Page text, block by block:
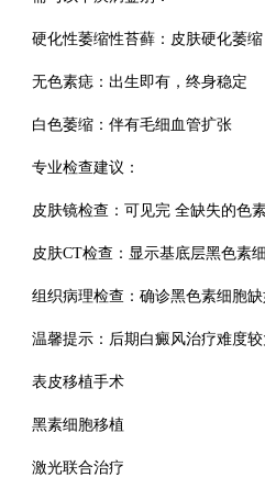
硬化性萎缩性苔藓：皮肤硬化萎缩
无色素痣：出生即有，终身稳定
白色萎缩：伴有毛细血管扩张
专业检查建议：
皮肤镜检查：可见完 全缺失的色
皮肤CT检查：显示基底层黑色素
组织病理检查：确诊黑色素细胞缺
温馨提示：后期白癜风治疗难度较
表皮移植手术
黑素细胞移植
激光联合治疗